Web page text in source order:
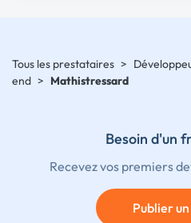
Tous les prestataires >
end > Mathistressard
Besoin d'un
Recevez vos premiers
Publier